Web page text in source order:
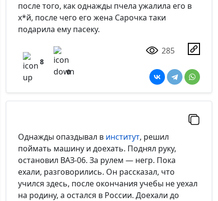
после того, как однажды пчела ужалила его в
х*й, после чего его жена Сарочка таки
подарила ему пасеку.
8
0
285
Однажды опаздывал в институт, решил
поймать машину и доехать. Поднял руку,
остановил ВАЗ-06. За рулем — негр. Пока
ехали, разговорились. Он рассказал, что
учился здесь, после окончания учебы не уехал
на родину, а остался в России. Доехали до